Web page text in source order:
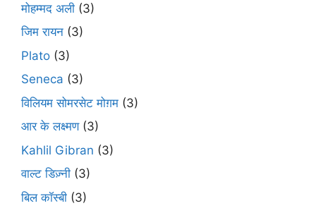
मोहम्मद अली (3)
जिम रायन (3)
Plato (3)
Seneca (3)
विलियम सोमरसेट मोग़म (3)
आर के लक्ष्मण(3)
Kahlil Gibran (3)
वाल्ट डिज़्नी (3)
बिल कॉस्बी (3)